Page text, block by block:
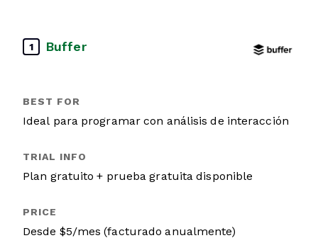
1 Buffer
Ideal para programar con análisis de interacción
Plan gratuito + prueba gratuita disponible
Desde $5/mes (facturado anualmente)